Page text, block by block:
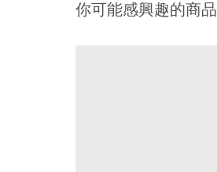
你可能感興趣的商品